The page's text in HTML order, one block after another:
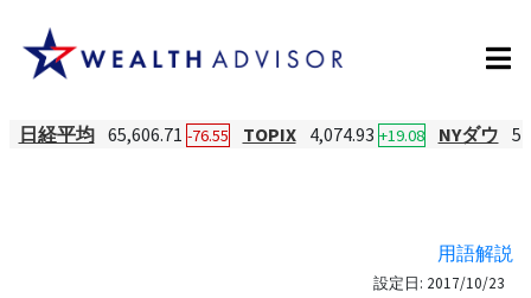
日経平均 65,606.71 -76.55 TOPIX 4,074.93 +19.08 NYダウ
用語解説
設定日: 2017/10/23